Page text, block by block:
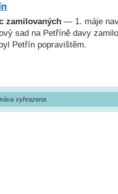
zamilovaných — 1. máje
sad na Petříně davy
Petřín popravištěm.
vyhrazena.